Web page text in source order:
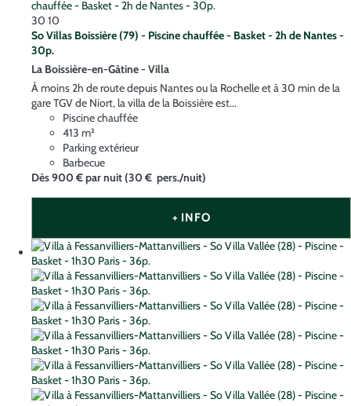
30 10
So Villas Boissière (79) - Piscine chauffée - Basket - 2h de Nantes -
30p.
La Boissière-en-Gâtine - Villa
À moins 2h de route depuis Nantes ou la Rochelle et à 30 min de la
gare TGV de Niort, la villa de la Boissière est...
Piscine chauffée
413 m²
Parking extérieur
Barbecue
Dès900 €par nuit(30 € pers./nuit)
+ INFO